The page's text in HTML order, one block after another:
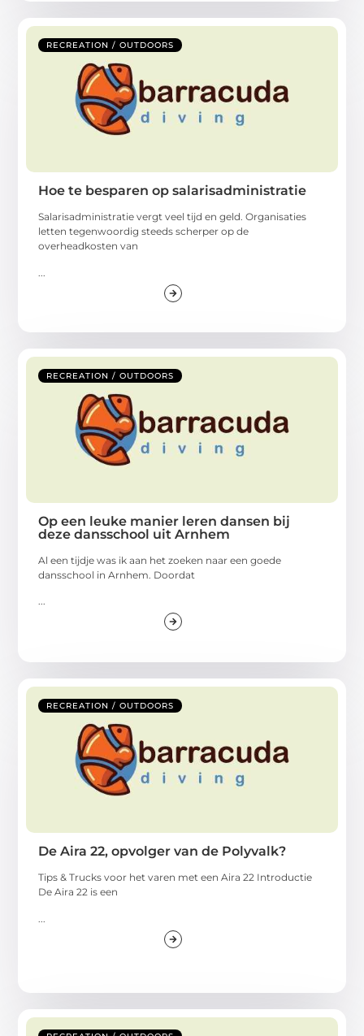
RECREATION / OUTDOORS
Hoe te besparen op salarisadministratie
Salarisadministratie vergt veel tijd en geld. Organisaties
letten tegenwoordig steeds scherper op de
overheadkosten van
RECREATION / OUTDOORS
Op een leuke manier leren dansen bij
deze dansschool uit Arnhem
Al een tijdje was ik aan het zoeken naar een goede
dansschool in Arnhem. Doordat
...
RECREATION / OUTDOORS
De Aira 22, opvolger van de Polyvalk?
Tips & Trucks voor het varen met een Aira 22 Introductie
De Aira 22 is een